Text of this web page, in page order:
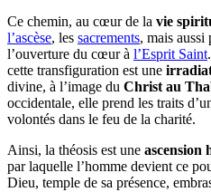
Ce chemin, au cœur de la vie
l’ascèse, les sacrements, mais aussi
l’ouverture du cœur à l’Esprit Saint
cette transfiguration est une
divine, à l’image du Christ au
occidentale, elle prend les traits
volontés dans le feu de la charité.
Ainsi, la théosis est une ascension
par laquelle l’homme devient ce
Dieu, temple de sa présence,